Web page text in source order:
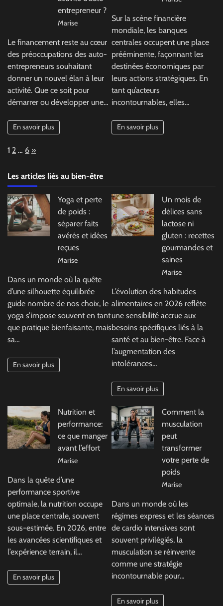
entrepreneur ?
Marise
Le financement reste au cœur
des préoccupations des auto-
entrepreneurs souhaitant
donner un nouvel élan à leur
activité. Que ce soit pour
démarrer ou développer une…
En savoir plus
Sur la scène financière
mondiale, les banques
centrales occupent une place
prééminente, façonnant les
destinées économiques par
leurs actions stratégiques. En
tant qu’acteurs
incontournables, elles…
En savoir plus
Page:
1 2 … 6 Next
»
Les articles liés au bien-être
Yoga et perte
de poids :
séparer faits
avérés et idées
reçues
Marise
Dans un monde où la quête
d’une silhouette équilibrée
guide nombre de nos choix, le
yoga s’impose souvent en tant
que pratique bienfaisante, mais
sa…
En savoir plus
Un mois de
délices sans
lactose ni
gluten : recettes
gourmandes et
saines
Marise
L’évolution des habitudes
alimentaires en 2026 reflète
une sensibilité accrue aux
besoins spécifiques liés à la
santé et au bien-être. Face à
l’augmentation des
intolérances…
En savoir plus
Nutrition et
performance:
ce que manger
avant l’effort
Marise
Dans la quête d’une
performance sportive
optimale, la nutrition occupe
une place centrale, souvent
sous-estimée. En 2026, entre
les avancées scientifiques et
l’expérience terrain, il…
En savoir plus
Comment la
musculation
peut
transformer
votre perte de
poids
Marise
Dans un monde où les
régimes express et les séances
de cardio intensives sont
souvent privilégiés, la
musculation se réinvente
comme une stratégie
incontournable pour…
En savoir plus